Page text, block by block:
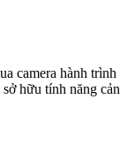
camera hành
hữu tính năng